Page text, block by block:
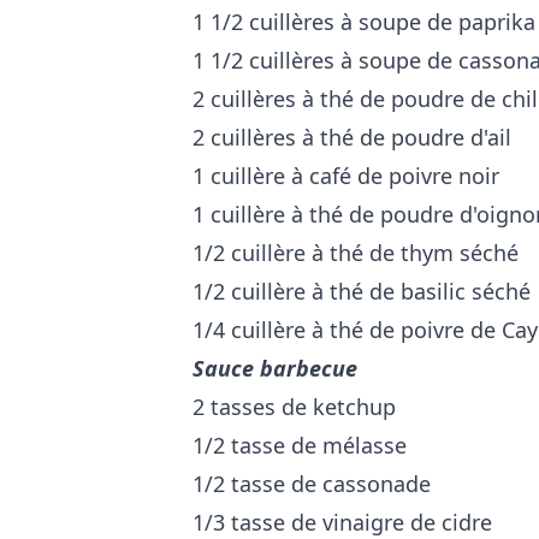
1 1/2 cuillères à soupe de paprika
1 1/2 cuillères à soupe de
2 cuillères à thé de poudre de
2 cuillères à thé de poudre d'ail
1 cuillère à café de poivre noir
1 cuillère à thé de poudre
1/2 cuillère à thé de thym séché
1/2 cuillère à thé de basilic séché
1/4 cuillère à thé de poivre de
Sauce barbecue
2 tasses de ketchup
1/2 tasse de mélasse
1/2 tasse de cassonade
1/3 tasse de vinaigre de cidre